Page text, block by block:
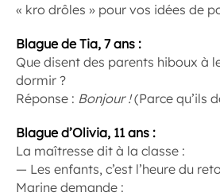
« kro drôles » pour vos idées de
Blague de Tia, 7 ans :
Que disent des parents hiboux à
dormir ?
Réponse : Bonjour !(Parce qu’ils
Blague d’Olivia, 11 ans :
La maîtresse dit à la classe :
— Les enfants, c’est l’heure du
Marine demande :